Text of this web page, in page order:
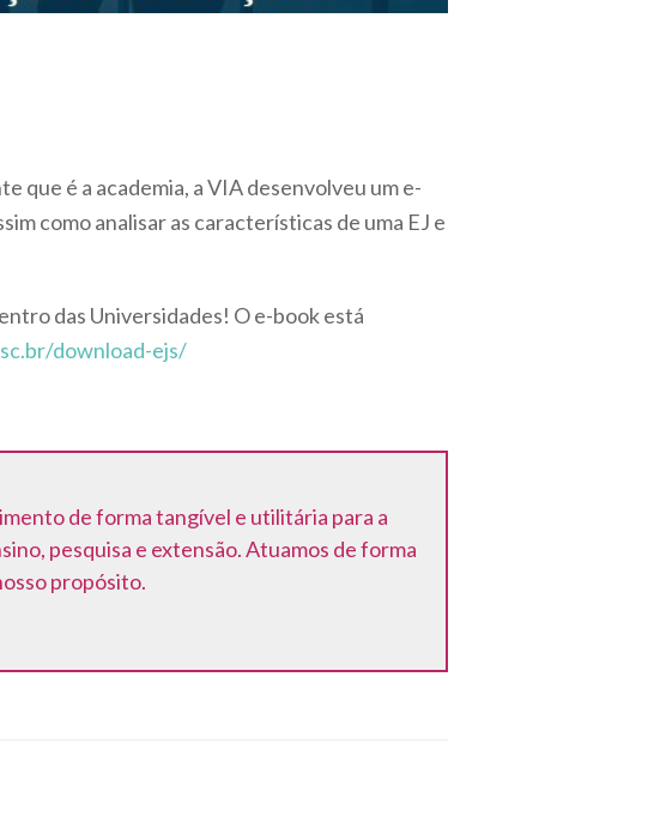
é a academia, a VIA desenvolveu um e-
como analisar as características de uma EJ e
das Universidades! O e-book está
download-ejs/
de forma tangível e utilitária para a
pesquisa e extensão. Atuamos de forma
propósito.